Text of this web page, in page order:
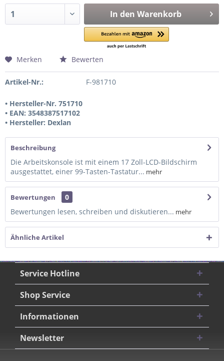
In den Warenkorb
Merken Bewerten
Artikel-Nr.: F-981710
• Hersteller-Nr. 751710
• EAN: 3548387517102
• Hersteller: Dexlan
Beschreibung
Die Arbeitskonsole ist mit einem 17 Zoll-LCD-Bildschirm
ausgestattet, einer 99-Tasten-Tastatur... mehr
Bewertungen
0
Bewertungen lesen, schreiben und diskutieren... mehr
Ähnliche Artikel
Service Hotline
Shop Service
Informationen
Newsletter